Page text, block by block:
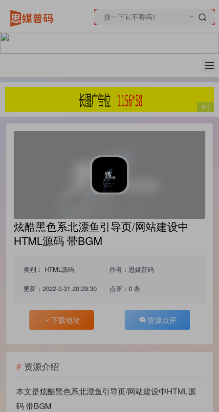
炫酷黑色系北漂鱼引导页/网站建设中
HTML源码 带BGM
类别： HTML源码 作者：思媒普码
更新：2022-3-31 20:29:30 点评：0 条
下载地址 资源点评
资源介绍
本文是炫酷黑色系北漂鱼引导页/网站建设中HTML源
码 带BGM